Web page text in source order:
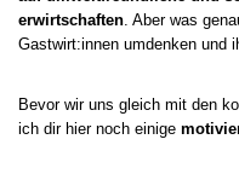
erwirtschaften . Aber was
Gastwirt:innen umdenken und
Bevor wir uns gleich mit den
ich dir hier noch einige